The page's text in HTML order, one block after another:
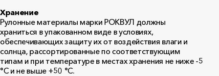
Хранение
Рулонные материалы марки РОКВУЛ должны
храниться в упакованном виде в условиях,
обеспечивающих защиту их от воздействия влаги и
солнца, рассортированные по соответствующим
типам и при температуре в местах хранения не ниже -5
°С и не выше +50 °С.